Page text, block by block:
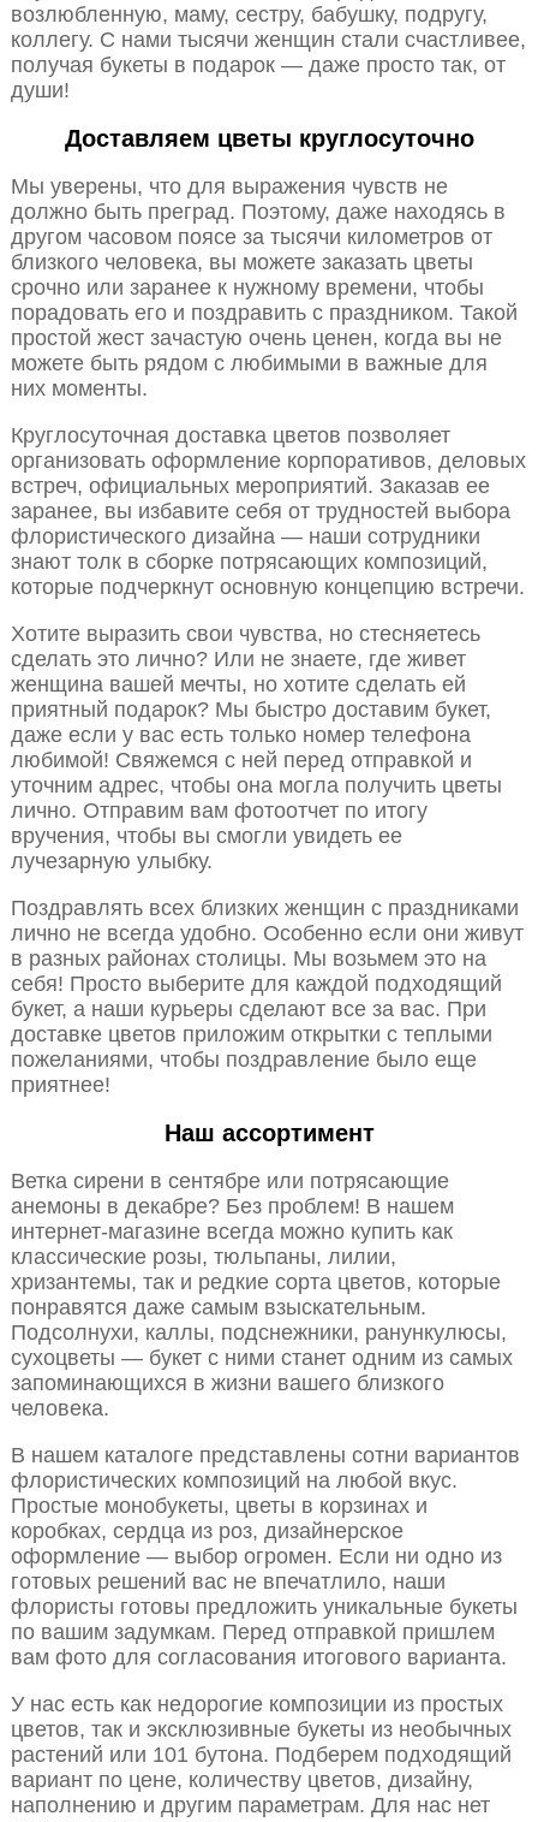
возлюбленную, маму, сестру, бабушку, подругу,
коллегу. С нами тысячи женщин стали счастливее,
получая букеты в подарок — даже просто так, от
души!
Доставляем цветы круглосуточно
Мы уверены, что для выражения чувств не
должно быть преград. Поэтому, даже находясь в
другом часовом поясе за тысячи километров от
близкого человека, вы можете заказать цветы
срочно или заранее к нужному времени, чтобы
порадовать его и поздравить с праздником. Такой
простой жест зачастую очень ценен, когда вы не
можете быть рядом с любимыми в важные для
них моменты.
Круглосуточная доставка цветов позволяет
организовать оформление корпоративов, деловых
встреч, официальных мероприятий. Заказав ее
заранее, вы избавите себя от трудностей выбора
флористического дизайна — наши сотрудники
знают толк в сборке потрясающих композиций,
которые подчеркнут основную концепцию встречи.
Хотите выразить свои чувства, но стесняетесь
сделать это лично? Или не знаете, где живет
женщина вашей мечты, но хотите сделать ей
приятный подарок? Мы быстро доставим букет,
даже если у вас есть только номер телефона
любимой! Свяжемся с ней перед отправкой и
уточним адрес, чтобы она могла получить цветы
лично. Отправим вам фотоотчет по итогу
вручения, чтобы вы смогли увидеть ее
лучезарную улыбку.
Поздравлять всех близких женщин с праздниками
лично не всегда удобно. Особенно если они живут
в разных районах столицы. Мы возьмем это на
себя! Просто выберите для каждой подходящий
букет, а наши курьеры сделают все за вас. При
доставке цветов приложим открытки с теплыми
пожеланиями, чтобы поздравление было еще
приятнее!
Наш ассортимент
Ветка сирени в сентябре или потрясающие
анемоны в декабре? Без проблем! В нашем
интернет-магазине всегда можно купить как
классические розы, тюльпаны, лилии,
хризантемы, так и редкие сорта цветов, которые
понравятся даже самым взыскательным.
Подсолнухи, каллы, подснежники, ранункулюсы,
сухоцветы — букет с ними станет одним из самых
запоминающихся в жизни вашего близкого
человека.
В нашем каталоге представлены сотни вариантов
флористических композиций на любой вкус.
Простые монобукеты, цветы в корзинах и
коробках, сердца из роз, дизайнерское
оформление — выбор огромен. Если ни одно из
готовых решений вас не впечатлило, наши
флористы готовы предложить уникальные букеты
по вашим задумкам. Перед отправкой пришлем
вам фото для согласования итогового варианта.
У нас есть как недорогие композиции из простых
цветов, так и эксклюзивные букеты из необычных
растений или 101 бутона. Подберем подходящий
вариант по цене, количеству цветов, дизайну,
наполнению и другим параметрам. Для нас нет